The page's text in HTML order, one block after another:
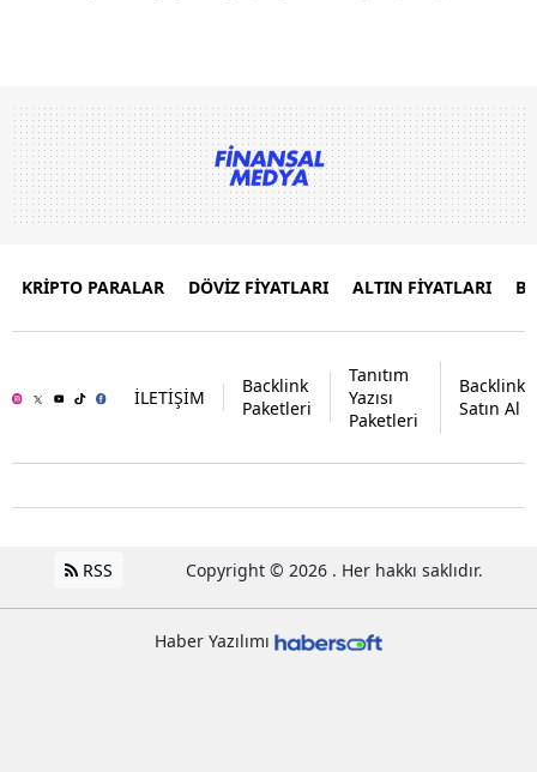
KRİPTO PARALAR DÖVİZ FİYATLARI ALTIN FİYATLARI
İLETİŞİM
Backlink
Paketleri
Tanıtım
Yazısı
Paketleri
Backlink
Satın Al
RSS Copyright © 2026 . Her hakkı saklıdır.
Haber Yazılımı